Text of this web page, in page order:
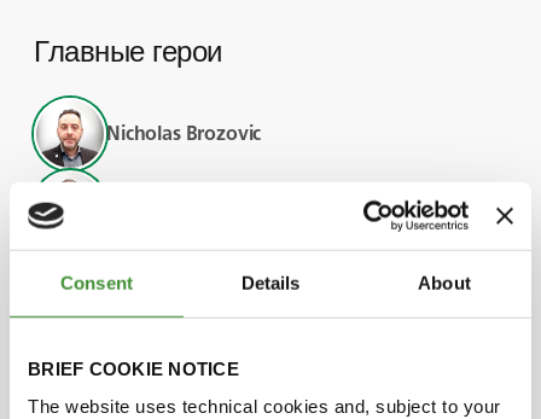
Consent Details About
BRIEF COOKIE NOTICE
The website uses technical cookies and, subject to your
Главные герои
Nicholas Brozovic
Asad Sarwar Qureshi